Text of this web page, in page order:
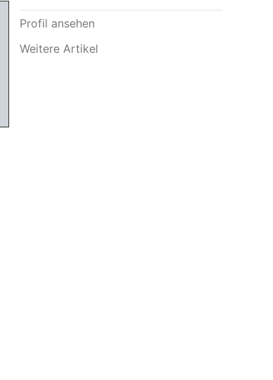
Profil ansehen
Weitere Artikel